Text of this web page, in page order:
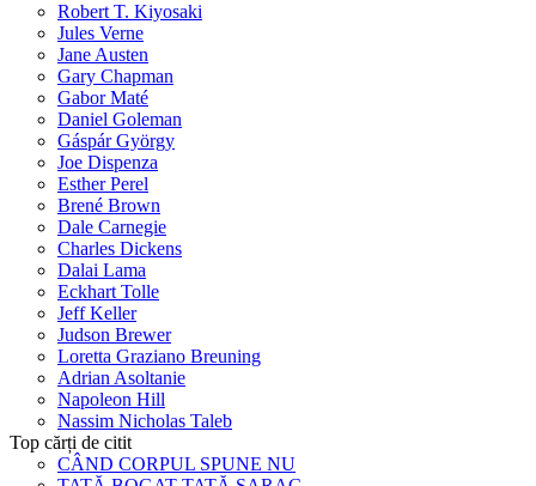
Robert T. Kiyosaki
Jules Verne
Jane Austen
Gary Chapman
Gabor Maté
Daniel Goleman
Gáspár György
Joe Dispenza
Esther Perel
Brené Brown
Dale Carnegie
Charles Dickens
Dalai Lama
Eckhart Tolle
Jeff Keller
Judson Brewer
Loretta Graziano Breuning
Adrian Asoltanie
Napoleon Hill
Nassim Nicholas Taleb
Top cărți de citit
CÂND CORPUL SPUNE NU